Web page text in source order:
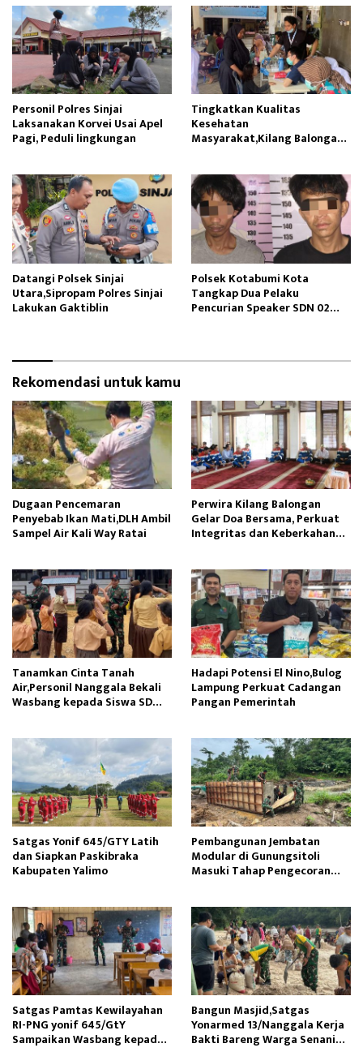
Personil Polres Sinjai
Laksanakan Korvei Usai Apel
Pagi, Peduli lingkungan
Tingkatkan Kualitas
Kesehatan
Masyarakat,Kilang Balongan
Datangi Polsek Sinjai
Utara,Sipropam Polres Sinjai
Lakukan Gaktiblin
Polsek Kotabumi Kota
Tangkap Dua Pelaku
Pencurian Speaker SDN 02
Rekomendasi untuk kamu
Dugaan Pencemaran
Penyebab Ikan Mati,DLH Ambil
Sampel Air Kali Way Ratai
Perwira Kilang Balongan
Gelar Doa Bersama, Perkuat
Integritas dan Keberkahan
Tanamkan Cinta Tanah
Air,Personil Nanggala Bekali
Wasbang kepada Siswa SD
Hadapi Potensi El Nino,Bulog
Lampung Perkuat Cadangan
Pangan Pemerintah
Satgas Yonif 645/GTY Latih
dan Siapkan Paskibraka
Kabupaten Yalimo
Pembangunan Jembatan
Modular di Gunungsitoli
Masuki Tahap Pengecoran
Satgas Pamtas Kewilayahan
RI-PNG yonif 645/GtY
Sampaikan Wasbang kepada
Bangun Masjid,Satgas
Yonarmed 13/Nanggala Kerja
Bakti Bareng Warga Senaning